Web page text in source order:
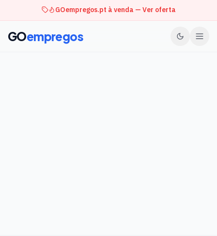
GOempregos.pt à venda — Ver oferta
GOempregos